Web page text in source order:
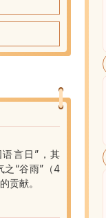
言日”，其
之“谷雨”（4
贡献。